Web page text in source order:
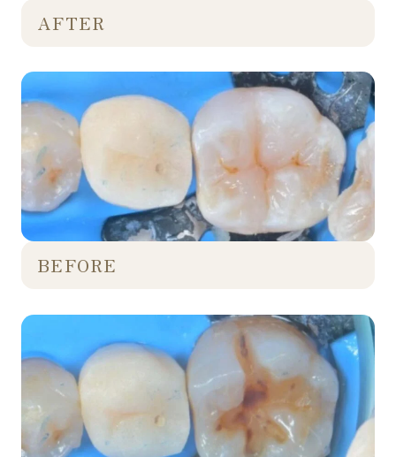
BEFORE
AFTER